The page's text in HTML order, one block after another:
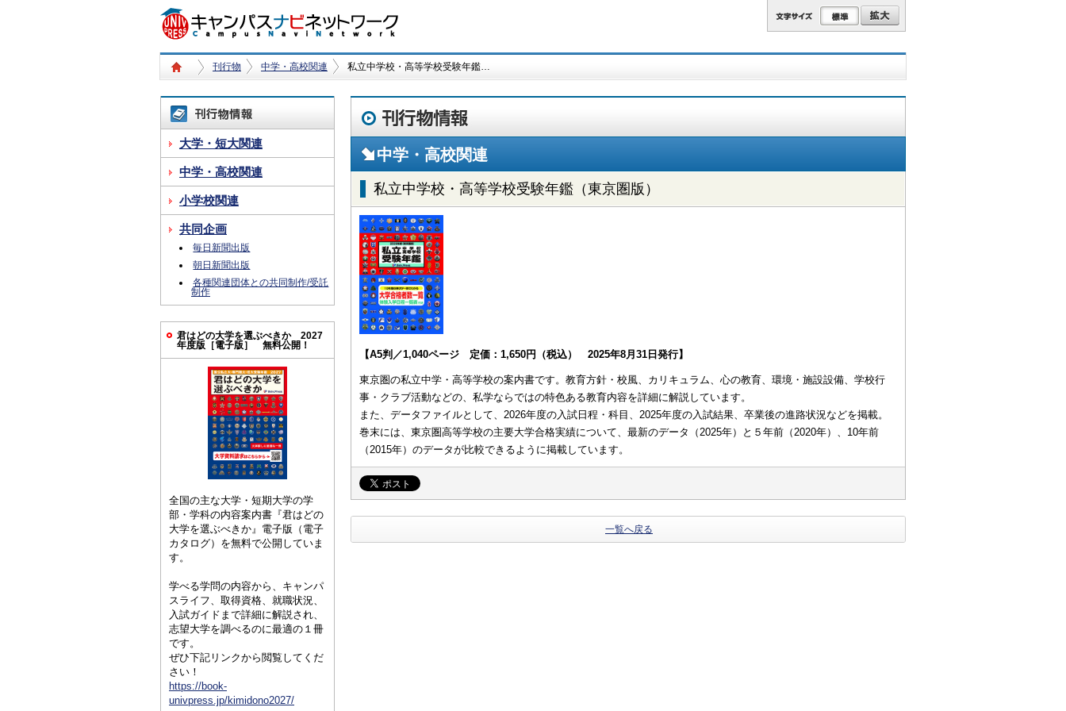
刊行物 中学・高校関連 私立中学校・高等学校受験年鑑…
大学・短大関連
中学・高校関連
小学校関連
共同企画
毎日新聞出版
朝日新聞出版
各種関連団体との共同制作/受託
制作
君はどの大学を選ぶべきか 2027
年度版［電子版］ 無料公開！
全国の主な大学・短期大学の学
部・学科の内容案内書『君はどの
大学を選ぶべきか』電子版（電子
カタログ）を無料で公開していま
す。
学べる学問の内容から、キャンパ
スライフ、取得資格、就職状況、
入試ガイドまで詳細に解説され、
志望大学を調べるのに最適の１冊
です。
ぜひ下記リンクから閲覧してくだ
さい！
https://book-
univpress.jp/kimidono2027/
中学・高校関連
私立中学校・高等学校受験年鑑（東京圏版）
【A5判／1,040ページ 定価：1,650円（税込） 2025年8月31日発行】
東京圏の私立中学・高等学校の案内書です。教育方針・校風、カリキュラム、心の教育、環境・施設設備、学校行
事・クラブ活動などの、私学ならではの特色ある教育内容を詳細に解説しています。
また、データファイルとして、2026年度の入試日程・科目、2025年度の入試結果、卒業後の進路状況などを掲載。
巻末には、東京圏高等学校の主要大学合格実績について、最新のデータ（2025年）と５年前（2020年）、10年前
（2015年）のデータが比較できるように掲載しています。
一覧へ戻る